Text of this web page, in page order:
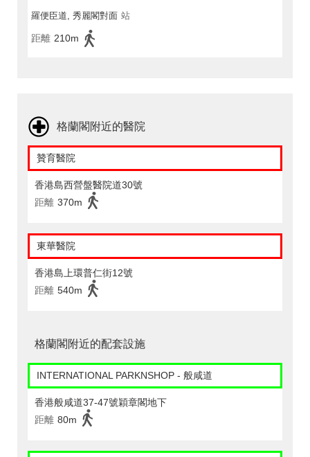
羅便臣道, 秀麗閣對面 站
距離 210m
格蘭閣附近的醫院
贊育醫院
香港島西營盤醫院道30號
距離 370m
東華醫院
香港島上環普仁街12號
距離 540m
格蘭閣附近的配套設施
INTERNATIONAL PARKNSHOP - 般咸道
香港般咸道37-47號穎章閣地下
距離 80m